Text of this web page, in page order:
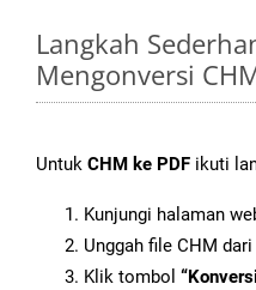
Langkah
Mengonversi
Untuk CHM ke PDF ikuti
Kunjungi halaman
Unggah file CHM
Klik tombol